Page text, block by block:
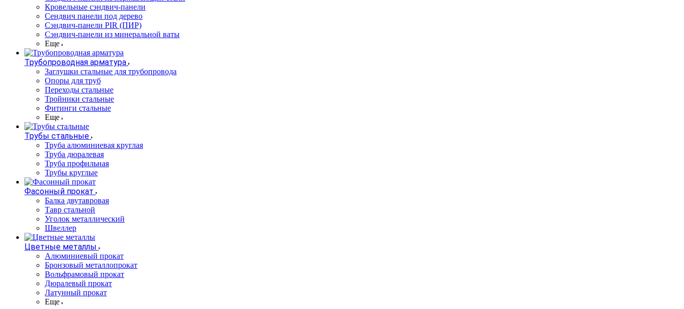
Кровельные сэндвич-панели
Сендвич панели под дерево
Сэндвич-панели PIR (ПИР)
Сэндвич-панели из минеральной ваты
Еще
Трубопроводная арматура
Заглушки стальные для трубопровода
Опоры для труб
Переходы стальные
Тройники стальные
Фитинги стальные
Еще
Трубы стальные
Труба алюминиевая круглая
Труба дюралевая
Труба профильная
Трубы круглые
Фасонный прокат
Балка двутавровая
Тавр стальной
Уголок металлический
Швеллер
Цветные металлы
Алюминиевый прокат
Бронзовый металлопрокат
Вольфрамовый прокат
Дюралевый прокат
Латунный прокат
Еще